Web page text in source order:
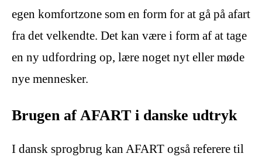
egen komfortzone som en form for at gå på afart
fra det velkendte. Det kan være i form af at tage
en ny udfordring op, lære noget nyt eller møde
nye mennesker.
Brugen af AFART i danske udtryk
I dansk sprogbrug kan AFART også referere til